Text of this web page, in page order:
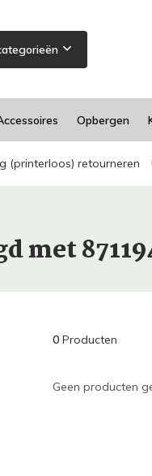
Opbergen
(printerloos) retourneren
met
0Producten
Geen producten